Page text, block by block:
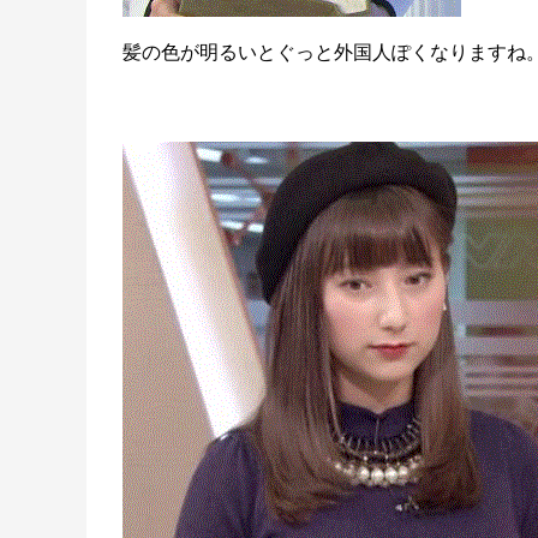
髪の色が明るいとぐっと外国人ぽくなりますね